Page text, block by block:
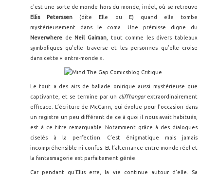
c’est une sorte de monde hors du monde, irréel, où se retrouve
Ellis Peterssen (dite Elle ou E) quand elle tombe
mystérieusement dans le coma. Une prémisse digne du
Neverwhere de Neil Gaiman, tout comme les divers tableaux
symboliques qu’elle traverse et les personnes qu’elle croise
dans cette « entre-monde ».
Le tout a des airs de ballade onirique aussi mystérieuse que
captivante, et se termine par un cliffhangerextraordinairement
efficace. L’écriture de McCann, qui évolue pour l’occasion dans
un registre un peu différent de ce à quoi il nous avait habitués,
est à ce titre remarquable. Notamment grâce à des dialogues
ciselés à la perfection. C’est énigmatique mais jamais
incompréhensible ni confus. Et l’alternance entre monde réel et
la fantasmagorie est parfaitement gérée.
Car pendant qu’Ellis erre, la vie continue autour d’elle. Sa